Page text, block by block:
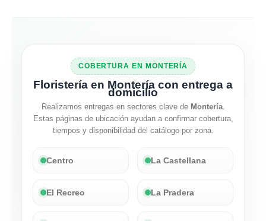
COBERTURA EN MONTERÍA
Floristería en Montería con entrega a
domicilio
Realizamos entregas en sectores clave de Montería.
Estas páginas de ubicación ayudan a confirmar cobertura,
tiempos y disponibilidad del catálogo por zona.
Centro La Castellana
El Recreo La Pradera